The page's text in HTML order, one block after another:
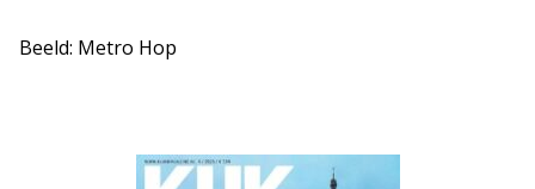
Beeld: Metro Hop